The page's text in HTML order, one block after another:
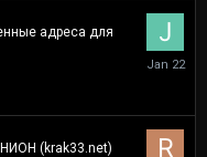
адреса для
January
22
(krak33.net)